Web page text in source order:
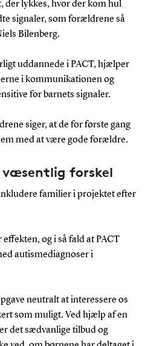
der lykkes, hvor der kom hul
signaler, som forældrene så
Bilenberg.
uddannede i PACT, hjælper
i kommunikationen og
for barnets signaler.
siger, at de for første gang
med at være gode forældre.
forskel
familier i projektet efter
og i så fald at PACT
autismediagnoser i
neutralt at interessere os
som muligt. Ved hjælp af en
det sædvanlige tilbud og